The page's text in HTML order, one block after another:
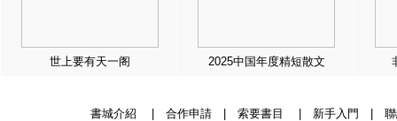
世上要有天一阁 2025中国年度精短散文
書城介紹 合作申請| 索要書目 新手入門